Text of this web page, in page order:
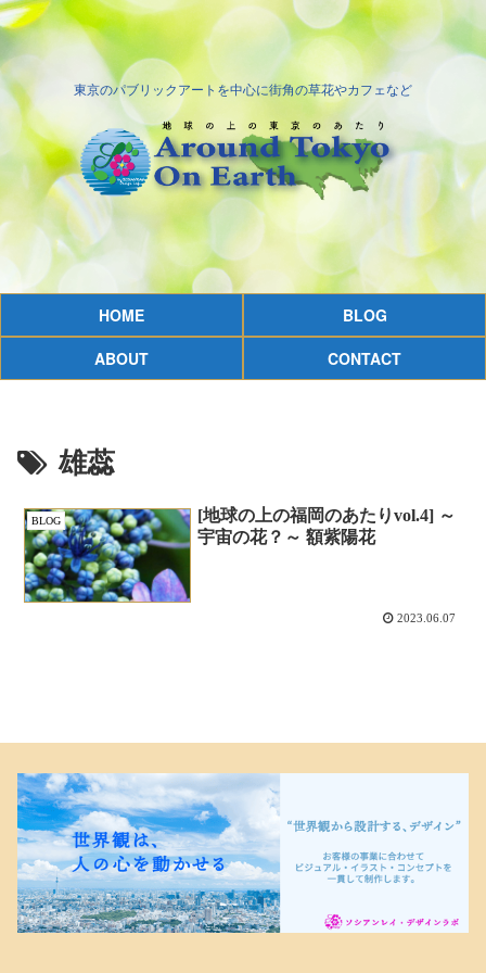
東京のパブリックアートを中心に街角の草花やカフェなど
HOME
BLOG
ABOUT
CONTACT
雄蕊
BLOG
[地球の上の福岡のあたりvol.4] ～
宇宙の花？～ 額紫陽花
2023.06.07